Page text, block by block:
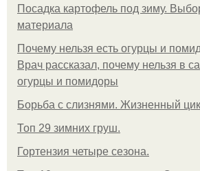
Посадка картофель под зиму.
материала
Почему нельзя есть огурцы и
Врач рассказал, почему нельзя в
огурцы и помидоры
Борьба с слизнями. Жизненный
Топ 29 зимних груш.
Гортензия четыре сезона.